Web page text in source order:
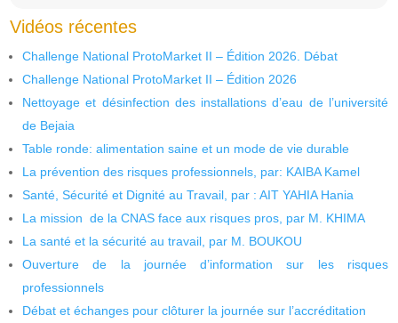
Vidéos récentes
Challenge National ProtoMarket II – Édition 2026. Débat
Challenge National ProtoMarket II – Édition 2026
Nettoyage et désinfection des installations d’eau de l’université
de Bejaia
Table ronde: alimentation saine et un mode de vie durable
La prévention des risques professionnels, par: KAIBA Kamel
Santé, Sécurité et Dignité au Travail, par : AIT YAHIA Hania
La mission de la CNAS face aux risques pros, par M. KHIMA
La santé et la sécurité au travail, par M. BOUKOU
Ouverture de la journée d’information sur les risques
professionnels
Débat et échanges pour clôturer la journée sur l’accréditation